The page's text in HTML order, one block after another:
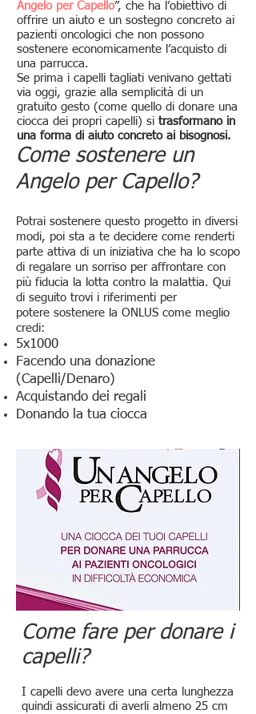
Angelo per Capello”, che ha l’obiettivo di
offrire un aiuto e un sostegno concreto ai
pazienti oncologici che non possono
sostenere economicamente l’acquisto di
una parrucca.
Se prima i capelli tagliati venivano gettati
via oggi, grazie alla semplicità di un
gratuito gesto (come quello di donare una
ciocca dei propri capelli) si trasformano in
una forma di aiuto concreto ai bisognosi.
Come sostenere un
Angelo per Capello?
Potrai sostenere questo progetto in diversi
modi, poi sta a te decidere come renderti
parte attiva di un iniziativa che ha lo scopo
di regalare un sorriso per affrontare con
più fiducia la lotta contro la malattia. Qui
di seguito trovi i riferimenti per
potere sostenere la ONLUS come meglio
credi:
5x1000
Facendo una donazione
(Capelli/Denaro)
Acquistando dei regali
Donando la tua ciocca
Come fare per donare i
capelli?
I capelli devo avere una certa lunghezza
quindi assicurati di averli almeno 25 cm